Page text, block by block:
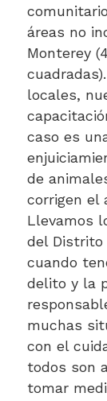
áreas no
Monterey
locales,
caso es
de
corrigen el
Llevamos
del Distrito
cuando
delito y la
muchas
con el
todos son
tomar